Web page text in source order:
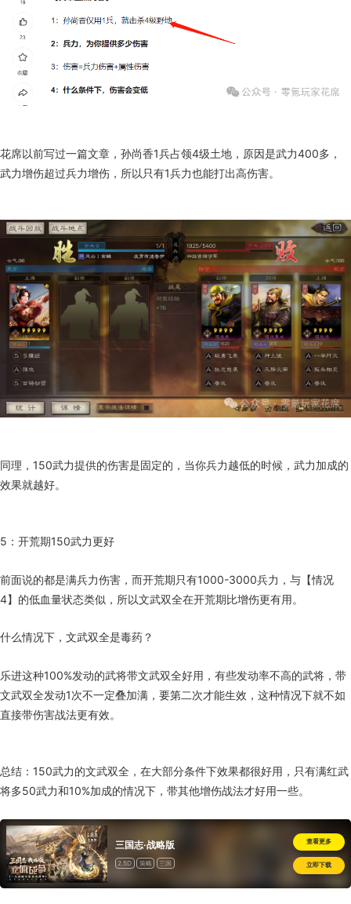
花席以前写过一篇文章，孙尚香1兵占领4级土地，原因是武力400多，
武力增伤超过兵力增伤，所以只有1兵力也能打出高伤害。
同理，150武力提供的伤害是固定的，当你兵力越低的时候，武力加成的
效果就越好。
5：开荒期150武力更好
前面说的都是满兵力伤害，而开荒期只有1000-3000兵力，与【情况
4】的低血量状态类似，所以文武双全在开荒期比增伤更有用。
什么情况下，文武双全是毒药？
乐进这种100%发动的武将带文武双全好用，有些发动率不高的武将，带
文武双全发动1次不一定叠加满，要第二次才能生效，这种情况下就不如
直接带伤害战法更有效。
总结：150武力的文武双全，在大部分条件下效果都很好用，只有满红武
将多50武力和10%加成的情况下，带其他增伤战法才好用一些。
三国志·战略版
2.5D 策略 三国
查看更多
立即下载